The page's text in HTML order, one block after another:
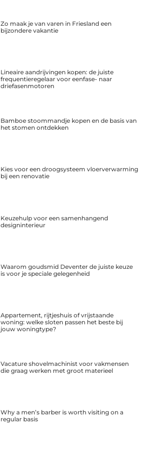
Zo maak je van varen in Friesland een
bijzondere vakantie
Lineaire aandrijvingen kopen: de juiste
frequentieregelaar voor eenfase- naar
driefasenmotoren
Bamboe stoommandje kopen en de basis van
het stomen ontdekken
Kies voor een droogsysteem vloerverwarming
bij een renovatie
Keuzehulp voor een samenhangend
designinterieur
Waarom goudsmid Deventer de juiste keuze
is voor je speciale gelegenheid
Appartement, rijtjeshuis of vrijstaande
woning: welke sloten passen het beste bij
jouw woningtype?
Vacature shovelmachinist voor vakmensen
die graag werken met groot materieel
Why a men’s barber is worth visiting on a
regular basis